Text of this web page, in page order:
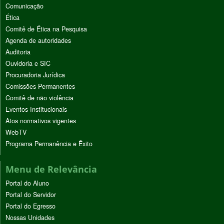
Comunicação
Ética
Comitê de Ética na Pesquisa
Agenda de autoridades
Auditoria
Ouvidoria e SIC
Procuradoria Jurídica
Comissões Permanentes
Comitê de não violência
Eventos Institucionais
Atos normativos vigentes
WebTV
Programa Permanência e Êxito
Menu de Relevância
Portal do Aluno
Portal do Servidor
Portal do Egresso
Nossas Unidades